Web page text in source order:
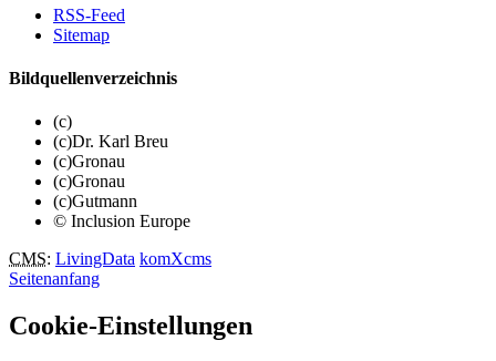
RSS-Feed
Sitemap
Bildquellenverzeichnis
(c)
(c)Dr. Karl Breu
(c)Gronau
(c)Gronau
(c)Gutmann
© Inclusion Europe
CMS: LivingData komXcms
Seitenanfang
Cookie-Einstellungen